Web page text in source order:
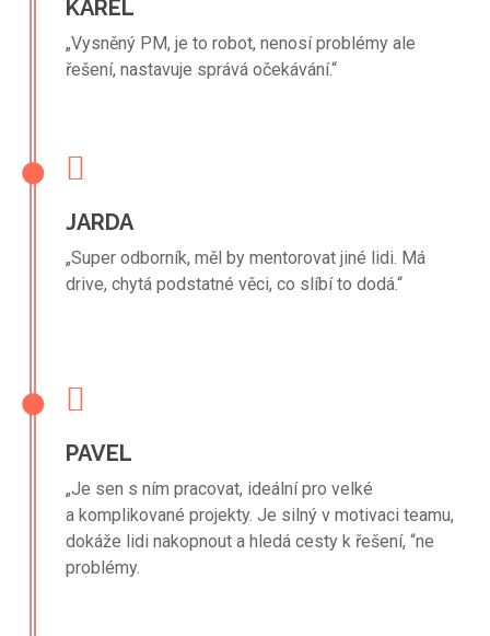
KAREL
„Vysněný PM, je to robot, nenosí problémy ale
řešení, nastavuje správá očekávání.“
JARDA
„Super odborník, měl by mentorovat jiné lidi. Má
drive, chytá podstatné věci, co slíbí to dodá.“
PAVEL
„Je sen s ním pracovat, ideální pro velké
a komplikované projekty. Je silný v motivaci teamu,
dokáže lidi nakopnout a hledá cesty k řešení, “ne
problémy.